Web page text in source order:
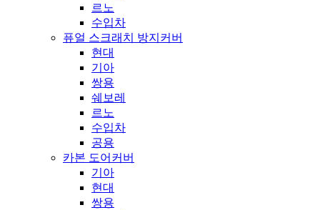
르노
수입차
퓨얼 스크래치 방지커버
현대
기아
쌍용
쉐보레
르노
수입차
공용
카본 도어커버
기아
현대
쌍용